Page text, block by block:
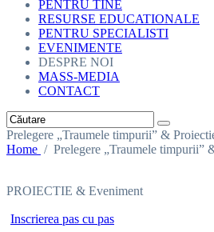
PENTRU TINE
RESURSE EDUCATIONALE
PENTRU SPECIALISTI
EVENIMENTE
DESPRE NOI
MASS-MEDIA
CONTACT
Prelegere „Traumele timpurii” &
Home / Prelegere „Traumele
PROIECTIE & Eveniment
Inscrierea pas cu pas